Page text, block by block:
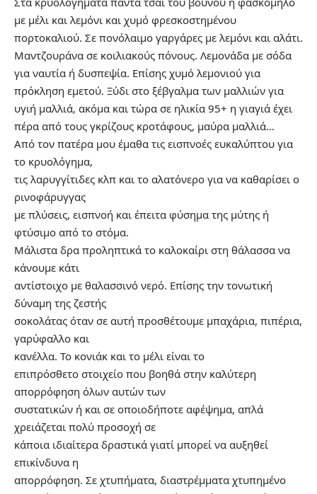
με μέλι και λεμόνι και χυμό φρεσκοστημένου
πορτοκαλιού. Σε πονόλαιμο γαργάρες με λεμόνι και αλάτι.
Μαντζουράνα σε κοιλιακούς πόνους. Λεμονάδα με σόδα
για ναυτία ή δυσπεψία. Επίσης χυμό λεμονιού για
πρόκληση εμετού. Ξύδι στο ξέβγαλμα των μαλλιών για
υγιή μαλλιά, ακόμα και τώρα σε ηλικία 95+ η γιαγιά έχει
πέρα από τους γκρίζους κροτάφους, μαύρα μαλλιά…
Από τον πατέρα μου έμαθα τις εισπνοές ευκαλύπτου για
το κρυολόγημα,
τις λαρυγγίτιδες κλπ και το αλατόνερο για να καθαρίσει ο
ρινοφάρυγγας
με πλύσεις, εισπνοή και έπειτα φύσημα της μύτης ή
φτύσιμο από το στόμα.
Μάλιστα δρα προληπτικά το καλοκαίρι στη θάλασσα να
κάνουμε κάτι
αντίστοιχο με θαλασσινό νερό. Επίσης την τονωτική
δύναμη της ζεστής
σοκολάτας όταν σε αυτή προσθέτουμε μπαχάρια, πιπέρια,
γαρύφαλλο και
κανέλλα. Το κονιάκ και το μέλι είναι το
επιπρόσθετο στοιχείο που βοηθά στην καλύτερη
απορρόφηση όλων αυτών των
συστατικών ή και σε οποιοδήποτε αφέψημα, απλά
χρειάζεται πολύ προσοχή σε
κάποια ιδιαίτερα δραστικά γιατί μπορεί να αυξηθεί
επικίνδυνα η
απορρόφηση. Σε χτυπήματα, διαστρέμματα χτυπημένο